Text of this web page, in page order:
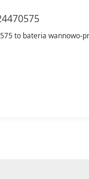
to bateria wannowo-